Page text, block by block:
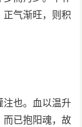
气渐旺，则积
注也。血以温升
而已抱阳魂，故